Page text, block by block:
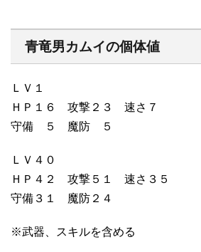
青竜男カムイの個体値
ＬＶ１
ＨＰ１６ 攻撃２３ 速さ７
守備 ５ 魔防 ５
ＬＶ４０
ＨＰ４２ 攻撃５１ 速さ３５
守備３１ 魔防２４
※武器、スキルを含める